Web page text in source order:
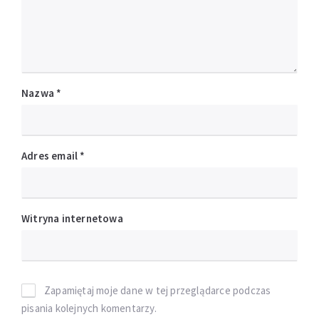
Nazwa *
Adres email *
Witryna internetowa
Zapamiętaj moje dane w tej przeglądarce podczas
pisania kolejnych komentarzy.